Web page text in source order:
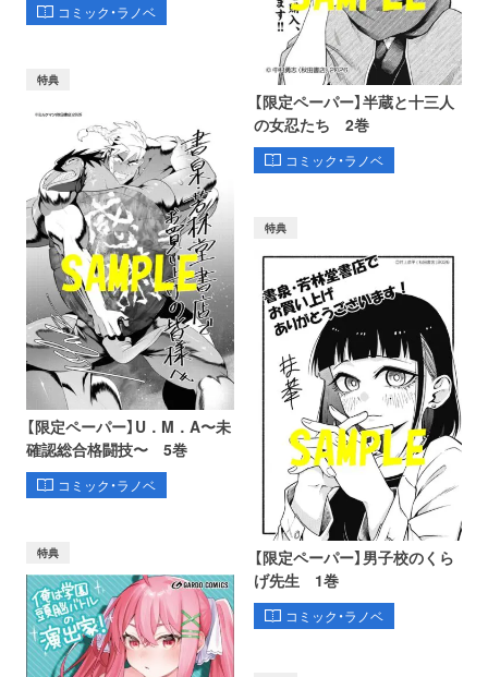
コミック・ラノベ
【限定ペーパー】半蔵と十三人
の女忍たち 2巻
コミック・ラノベ
特典
【限定ペーパー】U．M．A〜未
確認総合格闘技〜 5巻
コミック・ラノベ
特典
【限定ペーパー】男子校のくら
げ先生 1巻
コミック・ラノベ
特典